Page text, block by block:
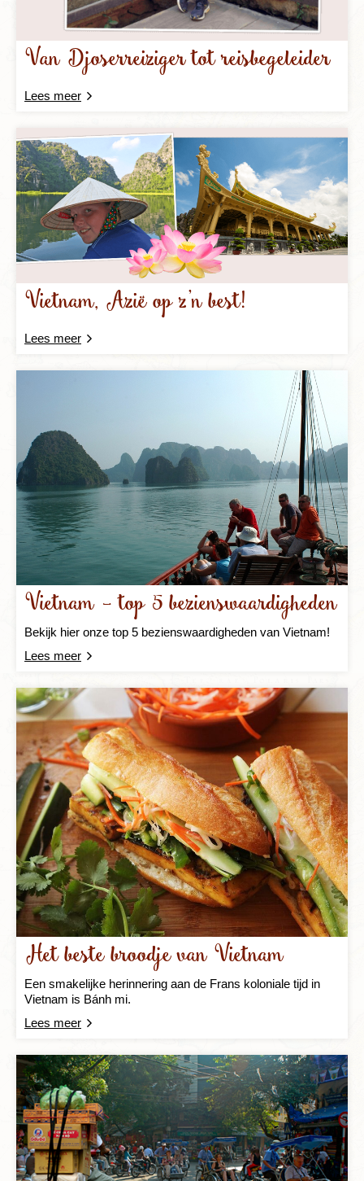
Van Djoserreiziger tot reisbegeleider
Lees meer
Vietnam, Azië op z’n best!
Lees meer
Vietnam – top 5 bezienswaardigheden
Bekijk hier onze top 5 bezienswaardigheden van Vietnam!
Lees meer
Het beste broodje van Vietnam
Een smakelijke herinnering aan de Frans koloniale tijd in
Vietnam is Bánh mi.
Lees meer